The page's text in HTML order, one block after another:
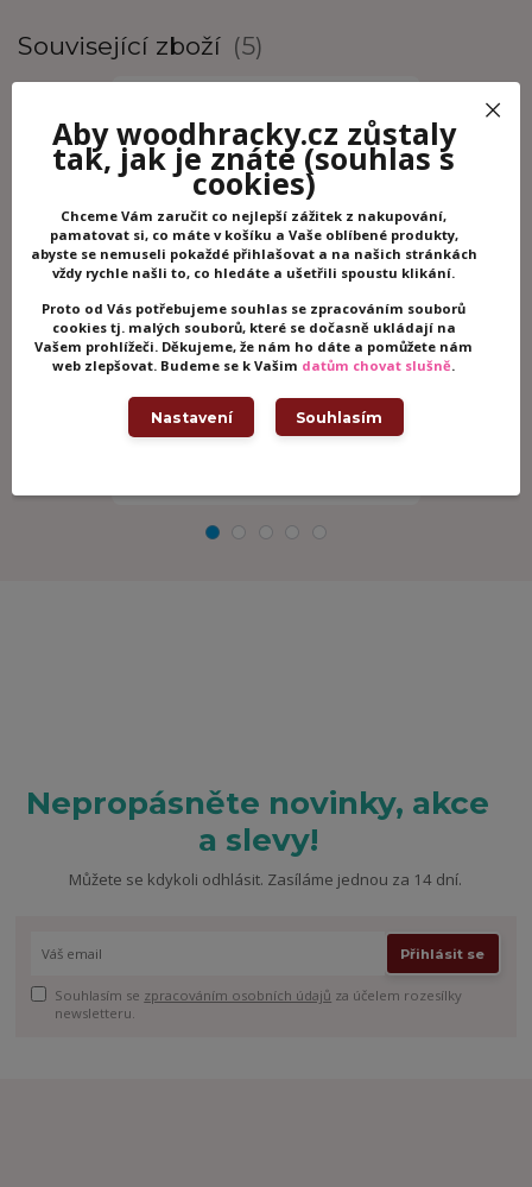
Související zboží 5
Lilliputiens - Farma - textilní knížka
389 Kč
Skladem -
odesíláme ihned
Lilliputiens
Nepropásněte novinky, akce
a slevy!
Můžete se kdykoli odhlásit. Zasíláme jednou za 14 dní.
Přihlásit se
Souhlasím se zpracováním osobních údajů za účelem rozesílky
newsletteru.
Aby woodhracky.cz zůstaly
tak, jak je znáte(souhlas s
cookies)
Chceme Vám zaručit co nejlepší zážitek z nakupování,
pamatovat si, co máte v košíku a Vaše oblíbené produkty,
abyste se nemuseli pokaždé přihlašovat a na našich stránkách
vždy rychle našli to, co hledáte a ušetřili spoustu klikání.
Proto od Vás potřebujeme souhlas se zpracováním souborů
cookies tj. malých souborů, které se dočasně ukládají na
Vašem prohlížeči. Děkujeme, že nám ho dáte a pomůžete nám
web zlepšovat. Budeme se k Vašim datům chovat slušně.
Nastavení Souhlasím